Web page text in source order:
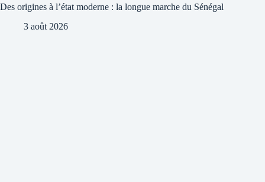
Des origines à l’état moderne : la longue marche du Sénégal
3 août 2026